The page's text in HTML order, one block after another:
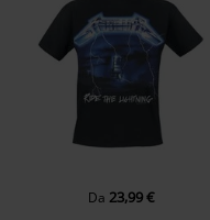
Da 23,99 €